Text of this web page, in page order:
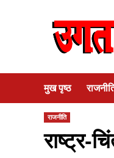
मुख पृष्ठ
राजनीति
राष्ट्र-